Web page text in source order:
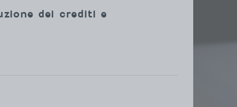
dei crediti e